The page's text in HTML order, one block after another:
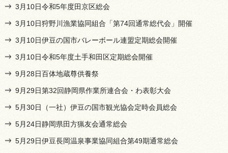
3月10日令和5年度田京区総会
3月10日狩野川漁業協同組合「第74回通常総代会」開催
3月10日伊豆の国市バレーボール連盟定期総会開催
3月10日令和5年度土手和田区定期総会開催
9月28日百体地蔵尊供養祭
9月29日第32回静岡県作業所連合会・わ表彰大会
5月30日（一社）伊豆の国市観光協会定時会員総会
5月24日静岡県田方猟友会通常総会
5月29日伊豆長岡温泉事業協同組合第49期通常総会